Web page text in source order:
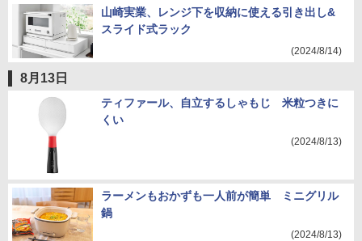
山崎実業、レンジ下を収納に使える引き出し&
スライド式ラック
(2024/8/14)
8月13日
ティファール、自立するしゃもじ 米粒つきに
くい
(2024/8/13)
ラーメンもおかずも一人前が簡単 ミニグリル
鍋
(2024/8/13)